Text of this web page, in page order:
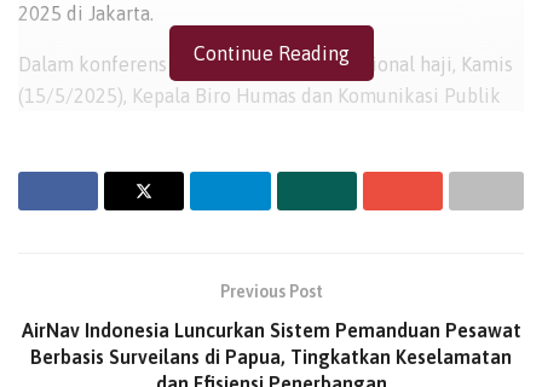
2025 di Jakarta.
Dalam konferensi pers hari ke-15 operasional haji, Kamis
(15/5/2025), Kepala Biro Humas dan Komunikasi Publik
terhadap syariat, serta memberikan manfaat sosial dari
tamattu’, yang mewajibkan pelaksanaan Dam. KMA ini
hadir untuk memastikan pengelolaan Dam berjalan
secara syar’i, maslahat, transparan, akuntabel, dan
Continue Reading
Previous Post
AirNav Indonesia Luncurkan Sistem Pemanduan Pesawat
Berbasis Surveilans di Papua, Tingkatkan Keselamatan